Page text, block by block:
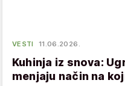
VESTI 11.06.2026.
Kuhinja iz snova:
menjaju način na